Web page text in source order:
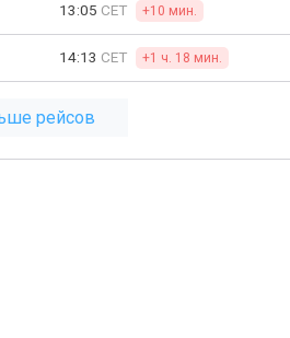
13:05 CET +10 мин.
14:13 CET +1 ч. 18 мин.
рейсов